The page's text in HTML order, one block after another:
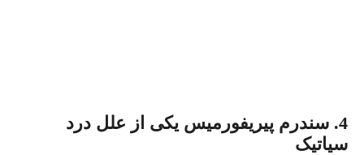
4. سندرم پیریفورمیس یکی از علل درد
سیاتیک